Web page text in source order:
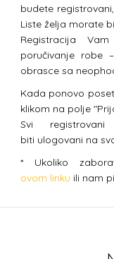
budete
Liste želja morate
Registracija
poručivanje robe
obrasce sa
Kada ponovo
klikom na polje
Svi
biti ulogovani na
* Ukoliko
ovom linku ili nam